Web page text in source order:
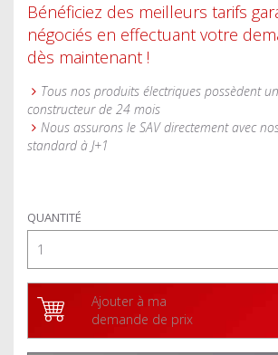
Bénéficiez des meilleurs tarifs
négociés en effectuant votre
dès maintenant !
Tous nos produits électriques possèdent
constructeur de 24 mois
Nous assurons le SAV directement avec
standard à J+1
QUANTITÉ
Ajouter à ma
demande de prix